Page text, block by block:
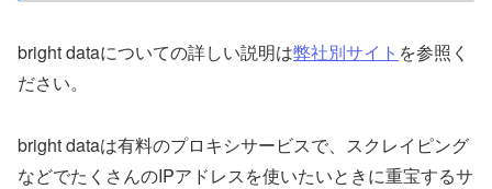
bright dataについての詳しい説明は弊社別サイト を参照く
ださい。
bright dataは有料のプロキシサービスで、スクレイピング
などでたくさんのIPアドレスを使いたいときに重宝するサ